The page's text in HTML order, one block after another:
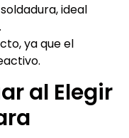
ideal
ya que el
al Elegir